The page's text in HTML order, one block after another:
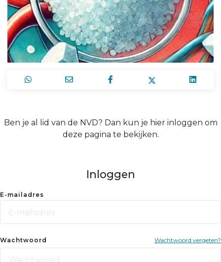
Ben je al lid van de NVD? Dan kun je hier inloggen om
deze pagina te bekijken.
Inloggen
E-mailadres
Wachtwoord Wachtwoord vergeten?